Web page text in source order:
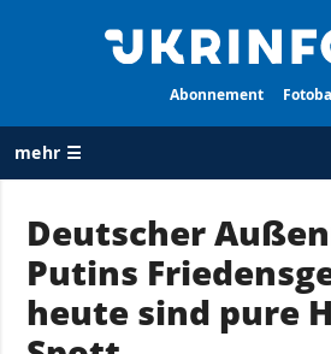
Abonnement
mehr ☰
ALLE
RUBRIKEN
Krieg
Deutscher
Putins
heute sind pure